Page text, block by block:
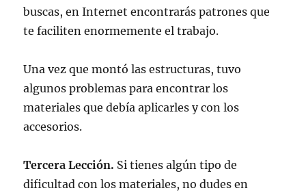
buscas, en Internet encontrarás patrones que
te faciliten enormemente el trabajo.
Una vez que montó las estructuras, tuvo
algunos problemas para encontrar los
materiales que debía aplicarles y con los
accesorios.
Tercera Lección. Si tienes algún tipo de
dificultad con los materiales, no dudes en